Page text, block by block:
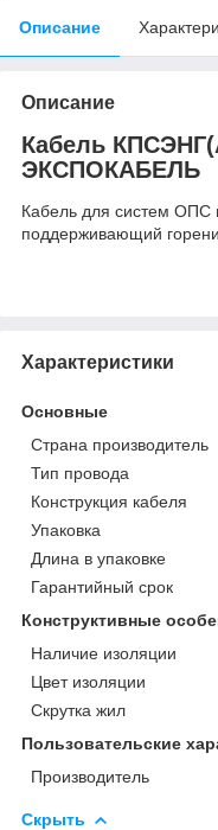
Описание
Описание
Кабель
ЭКСПОКАБЕЛЬ
Кабель для систем ОПС
поддерживающий
Характеристики
Основные
Страна производитель
Тип провода
Конструкция кабеля
Упаковка
Длина в упаковке
Гарантийный срок
Конструктивные
Наличие изоляции
Цвет изоляции
Скрутка жил
Пользовательские
Производитель
Скрыть